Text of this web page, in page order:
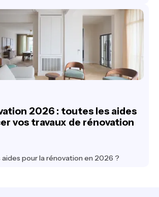
2026 : toutes les aides
vos travaux de rénovation
pour la rénovation en 2026 ?